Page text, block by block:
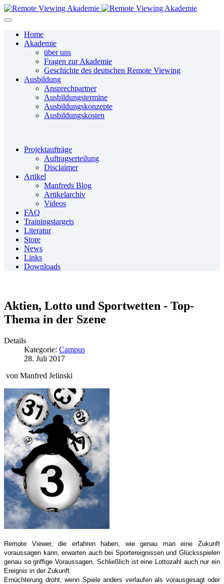
Home
Akademie
über uns
Fragen zur Akademie
Geschichte des deutschen Remote Viewing
Ausbildung
Ansprechpartner
Ausbildungstermine
Ausbildungskonzepte
Ausbildungskosten
Projektaufträge
Auftragserteilung
Disclaimer
Artikel
Manfreds Blog
Artikelarchiv
Videos
FAQ
Trainingstargets
Literatur
Store
News
Links
Downloads
Aktien, Lotto und Sportwetten - Top-
Thema in der Szene
Details
Kategorie: Campus
28. Juli 2017
von Manfred Jelinski
Remote Viewer, die erfahren haben, wie genau man eine Zukunft
voraussagen kann, erwarten auch bei Sportereignissen und Glücksspielen
genau so griffige Voraussagen. Schließlich ist eine Lottozahl auch nur ein
Ereignis in der Zukunft.
Ernüchterung droht, wenn Spiele anders verlaufen als vorausgesagt oder